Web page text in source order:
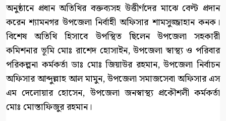
অনুষ্ঠানে প্রধান অতিথির বক্তব্যসহ উত্তীর্ণদের মাঝে বেল্ট প্রদান
করেন শ্যামনগর উপজেলা নির্বাহী অফিসার শামসুজ্জাহান কনক।
বিশেষ অতিথি হিসাবে উপস্থিত ছিলেন উপজেলা সহকারী
কমিশনার ভূমি মোঃ রাশেদ হোসাইন, উপজেলা স্বাস্থ্য ও পরিবার
পরিকল্পনা কর্মকর্তা ডাঃ মোঃ জিয়াউর রহমান, উপজেলা নির্বাচন
অফিসার আব্দুল্লাহ আল মামুন, উপজেলা সমাজসেবা অফিসার এস
এম দেলোয়ার হোসেন, উপজেলা জনস্বাস্থ্য প্রকৌশলী কর্মকর্তা
মোঃ মোস্তাফিজুর রহমান।